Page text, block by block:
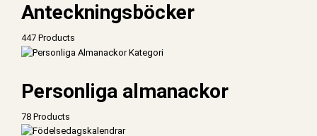
Anteckningsböcker
447 Products
Personliga almanackor
78 Products